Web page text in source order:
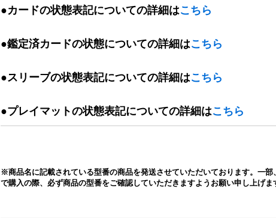
●カードの状態表記についての詳細はこちら
●鑑定済カードの状態についての詳細はこちら
●スリーブの状態表記についての詳細はこちら
●プレイマットの状態表記についての詳細はこちら
※商品名に記載されている型番の商品を発送させていただいております。一
で購入の際、必ず商品の型番をご確認していただきますようお願い申し上げま